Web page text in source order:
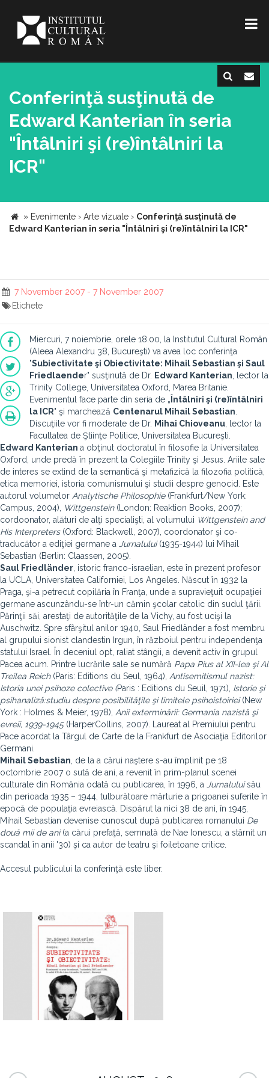
Conferinţă susţinută de
Edward Kanterian în seria
"Întâlniri şi (re)întâlniri la
ICR"
» Evenimente › Arte vizuale › Conferinţă susţinută de
Edward Kanterian în seria "Întâlniri şi (re)întâlniri la ICR"
7 November 2007 - 7 November 2007
Etichete
Miercuri, 7 noiembrie, orele 18.00, la Institutul Cultural Român
(Aleea Alexandru 38, Bucureşti) va avea loc conferinţa
"Subiectivitate şi Obiectivitate: Mihail Sebastian şi Saul
Friedlaender" susţinută de Dr. Edward Kanterian , lector la
Trinity College, Universitatea Oxford, Marea Britanie.
Evenimentul face parte din seria de „ Întâlniri şi (re)întâlniri
la ICR" şi marchează Centenarul Mihail Sebastian
Discuţiile vor fi moderate de Dr. Mihai Chioveanu , lector la
Facultatea de Ştiinţe Politice, Universitatea Bucureşti.
Edward Kanterian a obţinut doctoratul în filosofie la Universitatea
Oxford, unde predă în prezent la Colegiile Trinity şi Jesus. Ariile sale
de interes se extind de la semantică şi metafizică la filozofia politică,
etica memoriei, istoria comunismului şi studii despre genocid. Este
autorul volumelor Analytische Philosophie(Frankfurt/New York:
Campus, 2004),
Wittgenstein (London: Reaktion Books, 2007);
cordoonator, alături de alţi specialişti, al volumului Wittgenstein and
His Interpreters (Oxford: Blackwell, 2007), coordonator şi co-
traducător a ediţiei germane a Jurnalului(1935-1944) lui Mihail
Sebastian (Berlin: Claassen, 2005).
Saul Friedländer , istoric franco-israelian, este în prezent profesor
la UCLA, Universitatea Californiei, Los Angeles. Născut în 1932 la
Praga, şi-a petrecut copilăria în Franţa, unde a supravieţuit ocupaţiei
germane ascunzându-se într-un cămin şcolar catolic din sudul ţării.
Părinţii săi, arestaţi de autorităţile de la Vichy, au fost ucişi la
Auschwitz. Spre sfârşitul anilor 1940, Saul Friedländer a fost membru
al grupului sionist clandestin Irgun, în războiul pentru independenţa
statului Israel. În deceniul opt, raliat stângii, a devenit activ în grupul
Pacea acum. Printre lucrările sale se numără Papa Pius al XII-lea şi Al
Treilea Reich (Paris: Editions du Seul, 1964), Antisemitismul nazist:
Istoria unei psihoze colective (Paris : Editions du Seuil, 1971), Istorie şi
psihanaliză:studiu despre posibilităţile şi limitele psihoistoiriei(New
York : Holmes & Meier, 1978), Anii exterminării: Germania nazistă şi
evreii, 1939-1945 (HarperCollins, 2007). Laureat al Premiului pentru
Pace acordat la Târgul de Carte de la Frankfurt de Asociaţia Editorilor
Germani.
Mihail Sebastian , de la a cărui naştere s-au împlinit pe 18
octombrie 2007 o sută de ani, a revenit în prim-planul scenei
culturale din România odată cu publicarea, în 1996, a Jurnaluluisău
din perioada 1935 – 1944, tulburătoare mărturie a prigoanei suferite în
epocă de populaţia evreiască. Dispărut la nici 38 de ani, în 1945,
Mihail Sebastian devenise cunoscut după publicarea romanului De
două mii de ani(a cărui prefaţă, semnată de Nae Ionescu, a stârnit un
scandal în anii '30) şi ca autor de teatru şi foiletoane critice.
Accesul publicului la conferinţă este liber.